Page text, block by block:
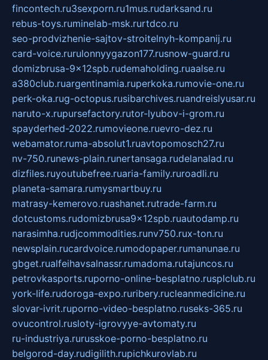
fincontech.ru3sexporn.ru1mus.rudarksand.ru
rebus-toys.ruminelab-msk.rurtdco.ru
seo-prodvizhenie-sajtov-stroitelnyh-kompanij.ru
card-voice.rurulonnyygazon177.rusnow-guard.ru
domizbrusa-9x12spb.rudemaholding.ruaalse.ru
a380club.ruargentinamia.ruperkoka.rumovie-one.ru
perk-oka.rug-octopus.rusibarchives.ruandreislyusar.ru
naruto-x.rupursefactory.rutor-lyubov-i-grom.ru
spayderhed-2022.rumovieone.ruevro-dez.ru
webamator.ruma-absolut1.ruavtopomosch27.ru
nv-750.runews-plain.runertansaga.rudelanalad.ru
dizfiles.ruyoutubefree.ruaria-family.ruroadli.ru
planeta-samara.rumysmartbuy.ru
matrasy-kemerovo.ruashanet.rutrade-farm.ru
dotcustoms.rudomizbrusa9x12spb.ruautodamp.ru
narasimha.rudjcommodities.runv750.rux-ton.ru
newsplain.rucardvoice.rumodopaper.rumanunae.ru
gbget.rualfeihavsalnassr.rumadoma.rutajuncos.ru
petrovkasports.ruporno-online-besplatno.rusplclub.ru
york-life.rudoroga-expo.ruribery.rucleanmedicine.ru
slovar-ivrit.ruporno-video-besplatno.ruseks-365.ru
ovucontrol.rusloty-igrovyye-avtomaty.ru
ru-industriya.rurusskoe-porno-besplatno.ru
belgorod-day.rudigilith.rupichkurovlab.ru